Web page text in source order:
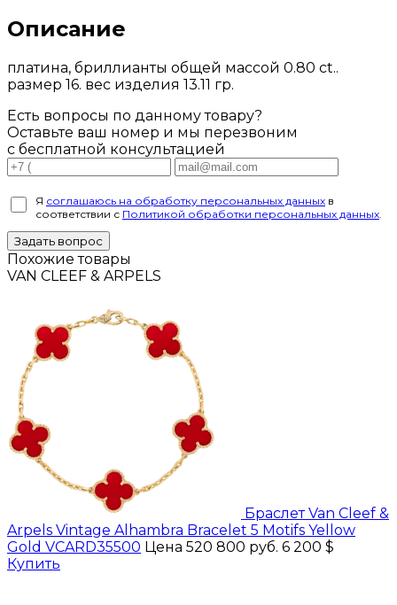
Описание
платина, бриллианты общей массой 0.80 ct..
размер 16. вес изделия 13.11 гр.
Есть вопросы по данному товару?
Оставьте ваш номер и мы перезвоним
с бесплатной консультацией
Я соглашаюсь на обработку персональных данных в
соответствии с Политикой обработки персональных данных.
Задать вопрос
Похожие товары
VAN CLEEF & ARPELS
Браслет Van Cleef &
Arpels Vintage Alhambra Bracelet 5 Motifs Yellow
Gold VCARD35500 Цена 520 800 руб. 6 200 $
Купить